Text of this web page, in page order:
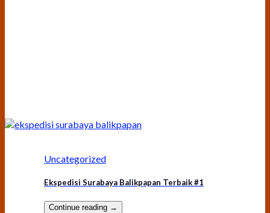
Uncategorized
Ekspedisi Surabaya Balikpapan Terbaik #1
Continue reading →